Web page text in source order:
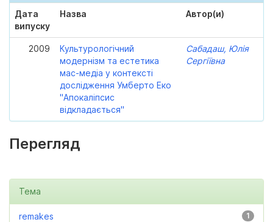
Дата
випуску
Назва Автор(и)
2009
Культурологічний
модернізм та естетика
мас-медіа у контексті
дослідження Умберто Еко
"Апокаліпсис
відкладається"
Сабадаш, Юлія
Сергіївна
Перегляд
Тема
1
remakes